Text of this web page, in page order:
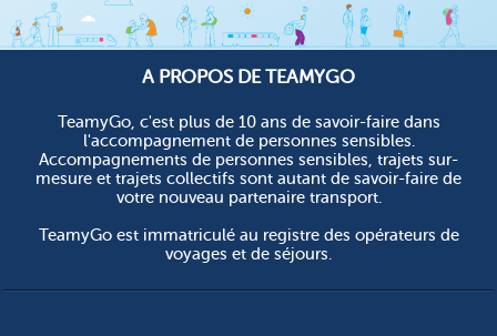
A PROPOS DE TEAMYGO
TeamyGo, c'est plus de 10 ans de savoir-faire dans
l'accompagnement de personnes sensibles.
Accompagnements de personnes sensibles, trajets sur-
mesure et trajets collectifs sont autant de savoir-faire de
votre nouveau partenaire transport.
TeamyGo est immatriculé au registre des opérateurs de
voyages et de séjours.